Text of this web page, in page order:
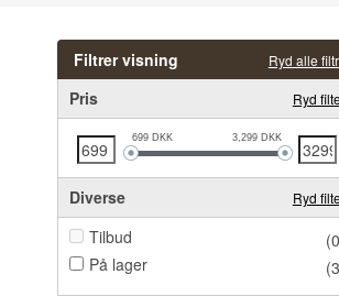
Filtrer visning Ryd alle
Pris Ryd
699 DKK 3,299 DKK
Diverse Ryd
Tilbud
På lager